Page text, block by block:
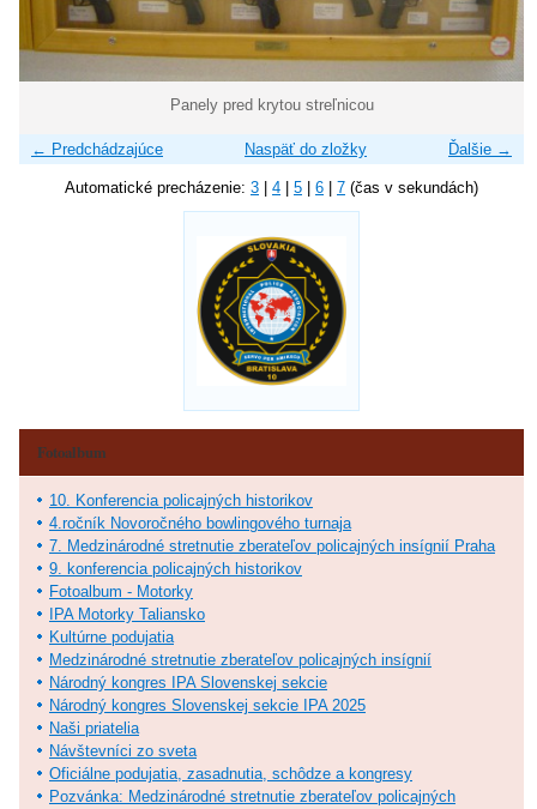
Panely pred krytou streľnicou
← Predchádzajúce Ďalšie →
Naspäť do zložky
Automatické precházenie: 3 4 5 6 7 (čas v sekundách)
Fotoalbum
10. Konferencia policajných historikov
4.ročník Novoročného bowlingového turnaja
7. Medzinárodné stretnutie zberateľov policajných insígnií Praha
9. konferencia policajných historikov
Fotoalbum - Motorky
IPA Motorky Taliansko
Kultúrne podujatia
Medzinárodné stretnutie zberateľov policajných insígnií
Národný kongres IPA Slovenskej sekcie
Národný kongres Slovenskej sekcie IPA 2025
Naši priatelia
Návštevníci zo sveta
Oficiálne podujatia, zasadnutia, schôdze a kongresy
Pozvánka: Medzinárodné stretnutie zberateľov policajných